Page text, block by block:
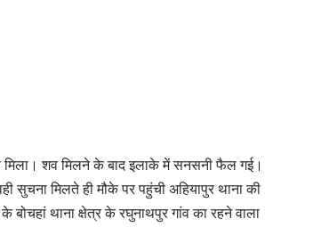
शव मिलने के बाद इलाके में सनसनी फैल गई।
मिलते ही मौके पर पहुंची अहियापुर थाना की
थाना क्षेत्र के रघुनाथपुर गांव का रहने वाला